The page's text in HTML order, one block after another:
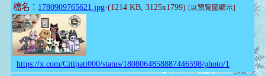
檔名： 1780909765621.jpg-(1214 KB, 3125x1799) [以預覽圖顯示]
https://x.com/Citipati000/status/1808064858887446598/photo/1